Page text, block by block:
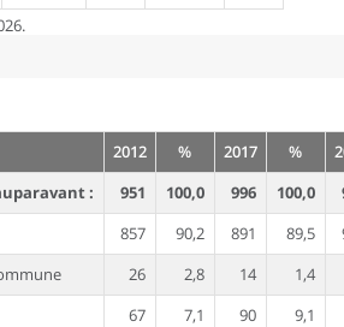
2012 % 2017 %
:
951 100,0 996 100,0
857 90,2 891 89,5
26 2,8 14 1,4
67 7,1 90 9,1